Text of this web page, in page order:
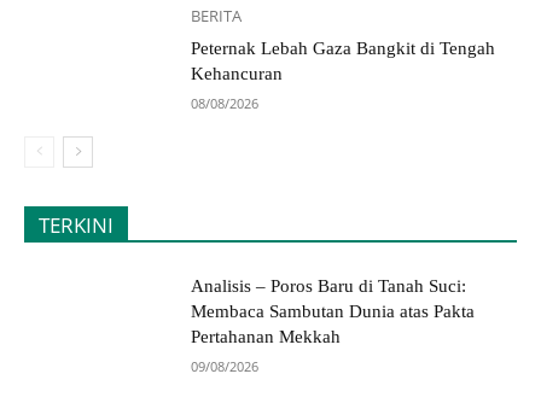
BERITA
Peternak Lebah Gaza Bangkit di Tengah
Kehancuran
08/08/2026
TERKINI
Analisis – Poros Baru di Tanah Suci:
Membaca Sambutan Dunia atas Pakta
Pertahanan Mekkah
09/08/2026